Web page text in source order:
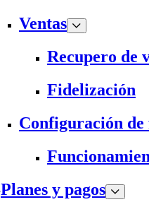
Ventas
Recupero de
Fidelización
Configuración
Planes y pagos